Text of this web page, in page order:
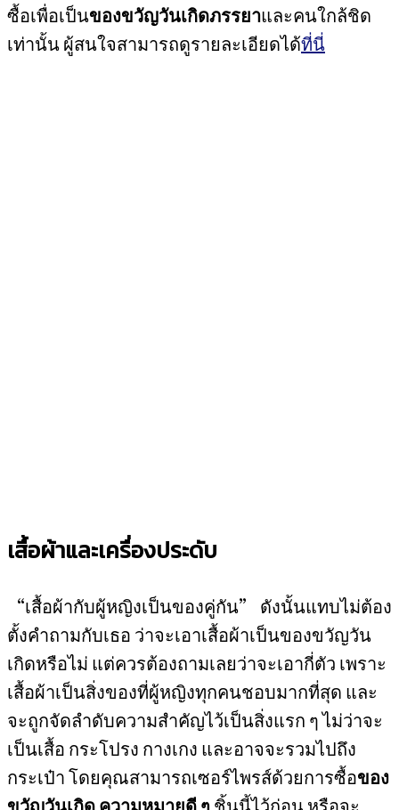
ซื้อเพื่อเป็นของขวัญวันเกิดภรรยาและคนใกล้ชิด
เท่านั้น ผู้สนใจสามารถดูรายละเอียดได้ที่นี่
เสื้อผ้าและเครื่องประดับ
“เสื้อผ้ากับผู้หญิงเป็นของคู่กัน” ดังนั้นแทบไม่ต้อง
ตั้งคำถามกับเธอ ว่าจะเอาเสื้อผ้าเป็นของขวัญวัน
เกิดหรือไม่ แต่ควรต้องถามเลยว่าจะเอากี่ตัว เพราะ
เสื้อผ้าเป็นสิ่งของที่ผู้หญิงทุกคนชอบมากที่สุด และ
จะถูกจัดลำดับความสำคัญไว้เป็นสิ่งแรก ๆ ไม่ว่าจะ
เป็นเสื้อ กระโปรง กางเกง และอาจจะรวมไปถึง
กระเป๋า โดยคุณสามารถเซอร์ไพรส์ด้วยการซื้อของ